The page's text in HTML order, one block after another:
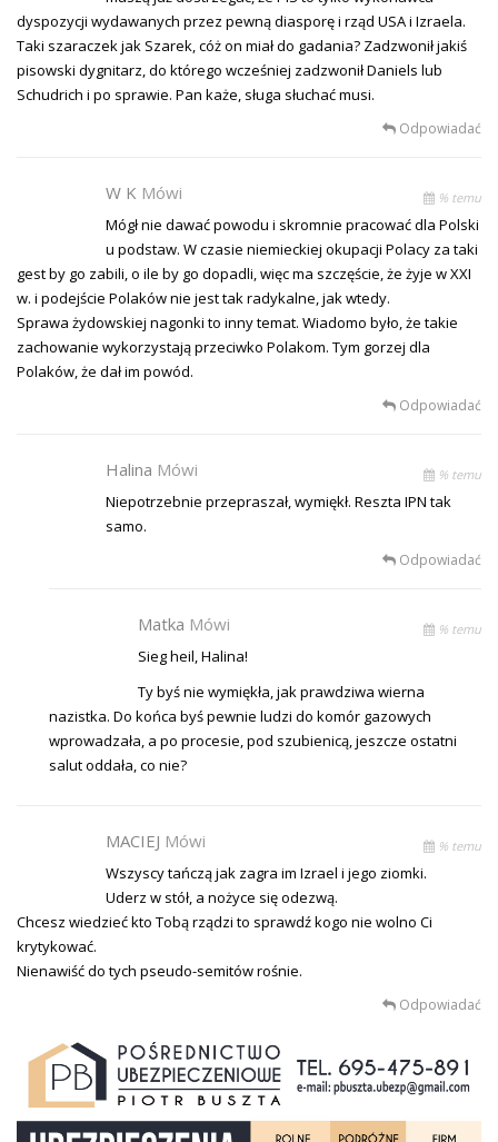
dyspozycji wydawanych przez pewną diasporę i rząd USA i Izraela.
Taki szaraczek jak Szarek, cóż on miał do gadania? Zadzwonił jakiś
pisowski dygnitarz, do którego wcześniej zadzwonił Daniels lub
Schudrich i po sprawie. Pan każe, sługa słuchać musi.
Odpowiadać
W K Mówi % temu
Mógł nie dawać powodu i skromnie pracować dla Polski
u podstaw. W czasie niemieckiej okupacji Polacy za taki
gest by go zabili, o ile by go dopadli, więc ma szczęście, że żyje w XXI
w. i podejście Polaków nie jest tak radykalne, jak wtedy.
Sprawa żydowskiej nagonki to inny temat. Wiadomo było, że takie
zachowanie wykorzystają przeciwko Polakom. Tym gorzej dla
Polaków, że dał im powód.
Odpowiadać
Halina Mówi % temu
Niepotrzebnie przepraszał, wymiękł. Reszta IPN tak
samo.
Odpowiadać
Matka Mówi % temu
Sieg heil, Halina!
Ty byś nie wymiękła, jak prawdziwa wierna
nazistka. Do końca byś pewnie ludzi do komór gazowych
wprowadzała, a po procesie, pod szubienicą, jeszcze ostatni
salut oddała, co nie?
MACIEJ Mówi % temu
Wszyscy tańczą jak zagra im Izrael i jego ziomki.
Uderz w stół, a nożyce się odezwą.
Chcesz wiedzieć kto Tobą rządzi to sprawdź kogo nie wolno Ci
krytykować.
Nienawiść do tych pseudo-semitów rośnie.
Odpowiadać